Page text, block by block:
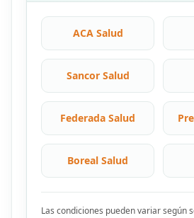
ACA Salud
Sancor Salud
Federada Salud
Boreal Salud
Las condiciones pueden variar según